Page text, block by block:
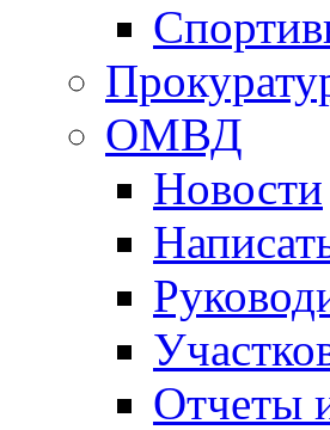
ОМВД
Новости
Отчеты